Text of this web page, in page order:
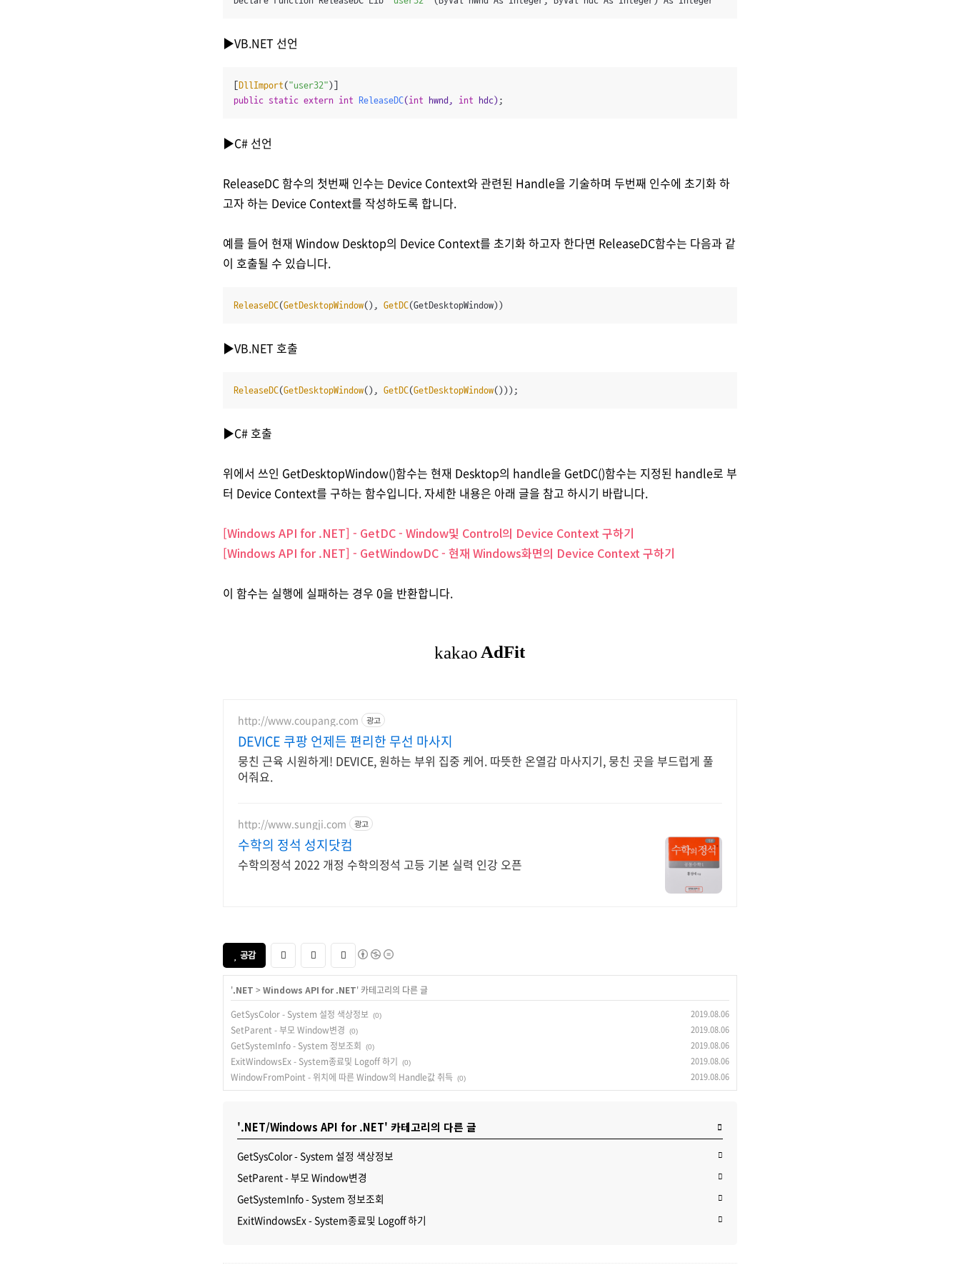
▶VB.NET 선언
DllImport( "user32"
public static extern int ReleaseDC(int hwnd, int hdc) ;
▶C# 선언
ReleaseDC 함수의 첫번째 인수는 Device Context와 관련된 Handle을 기술하며 두번째 인수에 초기화 하
고자 하는 Device Context를 작성하도록 합니다.
예를 들어 현재 Window Desktop의 Device Context를 초기화 하고자 한다면 ReleaseDC함수는 다음과 같
이 호출될 수 있습니다.
ReleaseDC(GetDesktopWindow(), GetDC(GetDesktopWindow))
▶VB.NET 호출
ReleaseDC(GetDesktopWindow(), GetDC(GetDesktopWindow()));
▶C# 호출
위에서 쓰인 GetDesktopWindow()함수는 현재 Desktop의 handle을 GetDC()함수는 지정된 handle로 부
터 Device Context를 구하는 함수입니다. 자세한 내용은 아래 글을 참고 하시기 바랍니다.
[Windows API for .NET] - GetDC - Window및 Control의 Device Context 구하기
[Windows API for .NET] - GetWindowDC - 현재 Windows화면의 Device Context 구하기
이 함수는 실행에 실패하는 경우 0을 반환합니다.
http://www.coupang.com 광고
DEVICE 쿠팡 언제든 편리한 무선 마사지
뭉친 근육 시원하게! DEVICE, 원하는 부위 집중 케어. 따뜻한 온열감 마사지기, 뭉친 곳을 부드럽게 풀
어줘요.
http://www.sungji.com 광고
수학의 정석 성지닷컴
수학의정석 2022 개정 수학의정석 고등 기본 실력 인강 오픈
공감
'.NET > Windows API for .NET' 카테고리의 다른 글
GetSysColor - System 설정 색상정보
(0) 2019.08.06
SetParent - 부모 Window변경 (0) 2019.08.06
GetSystemInfo - System 정보조회 (0) 2019.08.06
ExitWindowsEx - System종료및 Logoff 하기 (0) 2019.08.06
WindowFromPoint - 위치에 따른 Window의 Handle값 취득 (0) 2019.08.06
'.NET/Windows API for .NET' 카테고리의 다른 글
GetSysColor - System 설정 색상정보
SetParent - 부모 Window변경
GetSystemInfo - System 정보조회
ExitWindowsEx - System종료및 Logoff 하기